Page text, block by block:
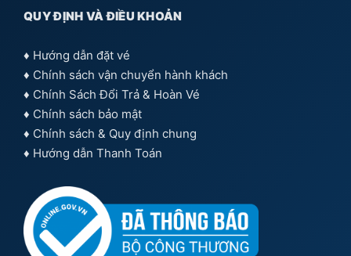
QUY ĐỊNH VÀ ĐIỀU KHOẢN
♦ Hướng dẫn đặt vé
♦ Chính sách vận chuyển hành khách
♦ Chính Sách Đổi Trả & Hoàn Vé
♦ Chính sách bảo mật
♦ Chính sách & Quy định chung
♦ Hướng dẫn Thanh Toán